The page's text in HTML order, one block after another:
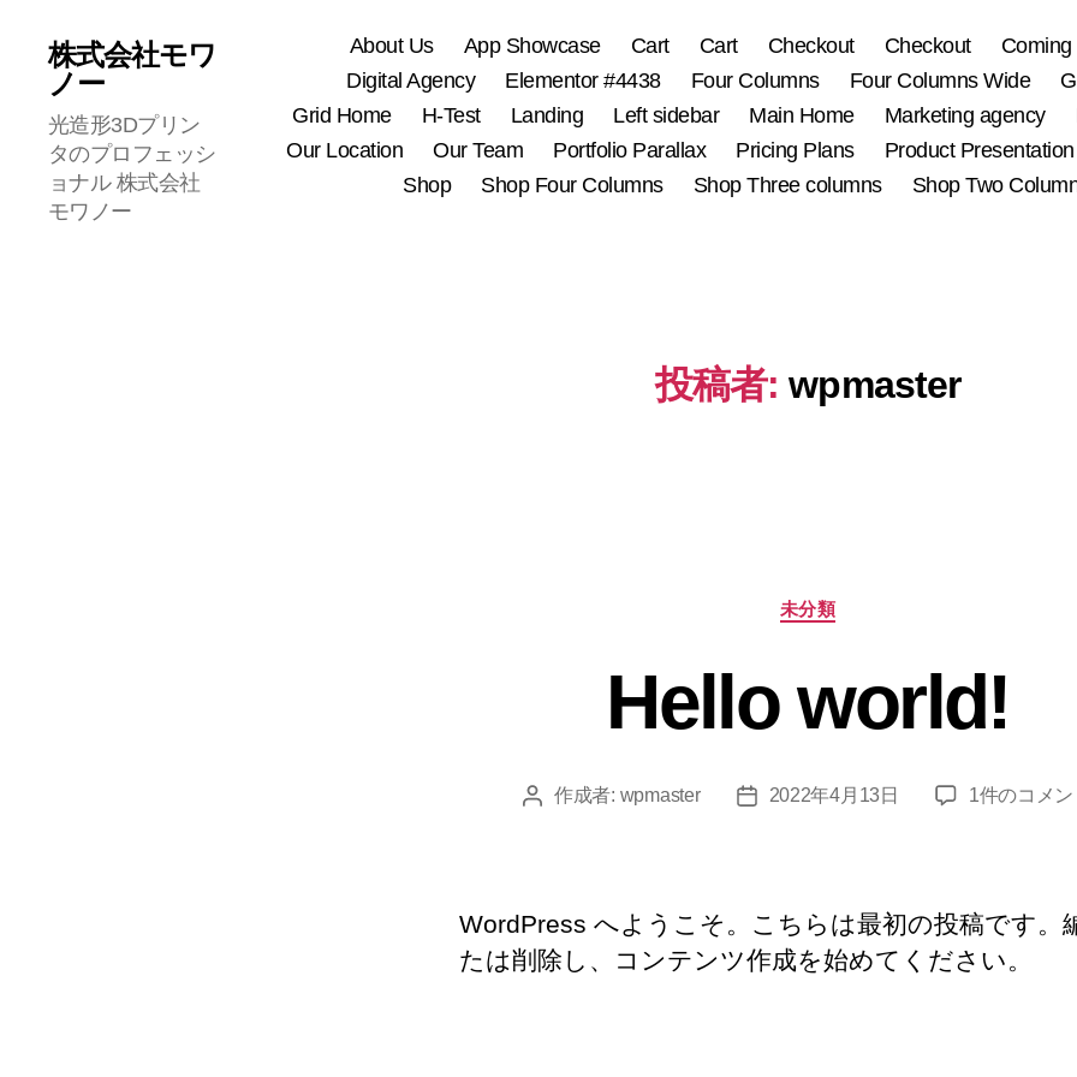
株式会社モワ
ノー
光造形3Dプリン
タのプロフェッシ
ョナル 株式会社
モワノー
About Us App Showcase Cart Cart Checkout Checkout
Digital Agency
Elementor #4438 Four Columns Four Columns Wide
Grid Home
H-Test Landing Left sidebar Main Home Marketing agency
Our Location
Our Team Portfolio Parallax Pricing Plans Product Presentation
Shop
Shop Four Columns Shop Three columns Shop Two
投稿者: wpmaster
カ
テ
ー
未分類
Hello world!
投 作成者: wpmaster
投
2022年4月13日
Hello
1件のコメン
WordPress へようこそ。こちらは最初の投稿です。
たは削除し、コンテンツ作成を始めてください。